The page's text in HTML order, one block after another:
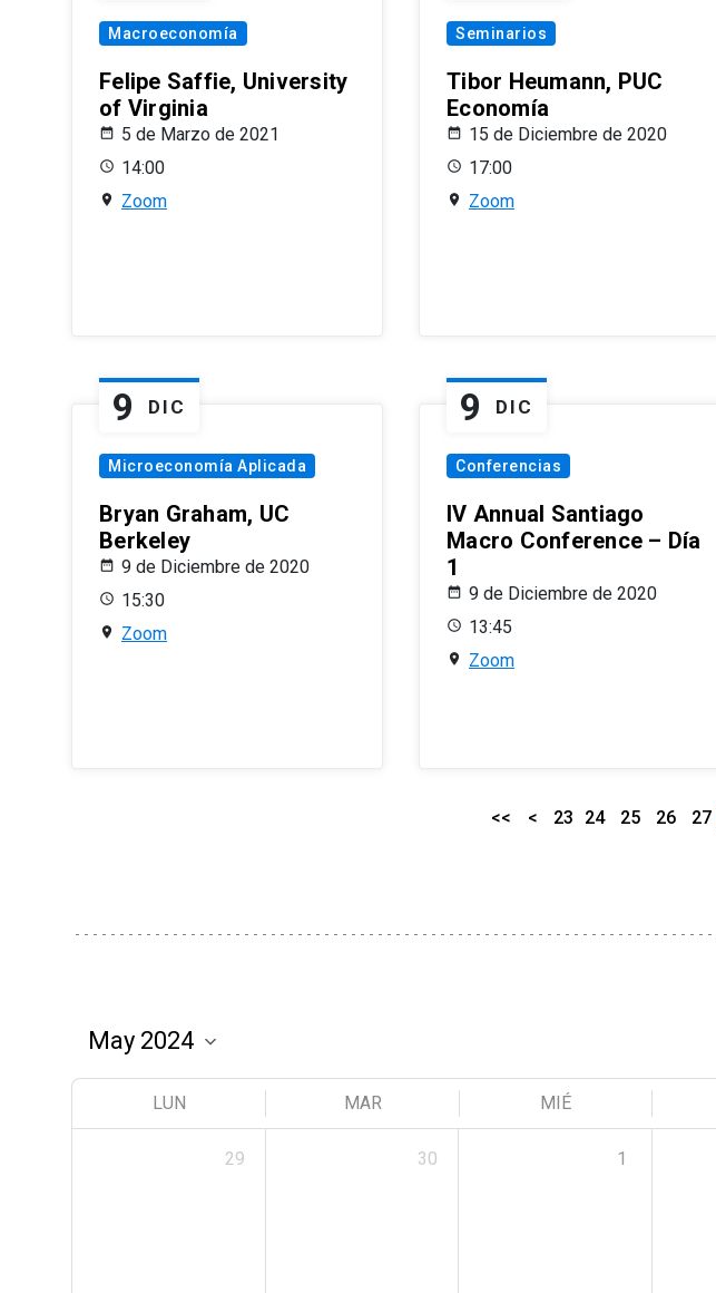
Macroeconomía
Felipe Saffie, University
of Virginia
5 de Marzo de 2021
14:00
Zoom
Seminarios
Tibor Heumann, PUC
Economía
15 de Diciembre de 2020
17:00
Zoom
9 DIC
Microeconomía Aplicada
Bryan Graham, UC
Berkeley
9 de Diciembre de 2020
15:30
Zoom
9 DIC
Conferencias
IV Annual Santiago
Macro Conference – Día
1
9 de Diciembre de 2020
13:45
Zoom
<< < 23 24 25 26 27
LUN MAR MIÉ
29 30 1